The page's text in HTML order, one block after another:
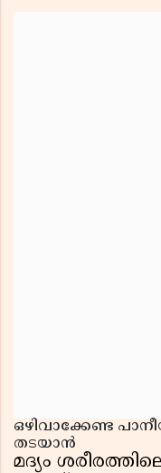
ഒഴിവാക്കേണ്ട
തടയാൻ
മദ്യം